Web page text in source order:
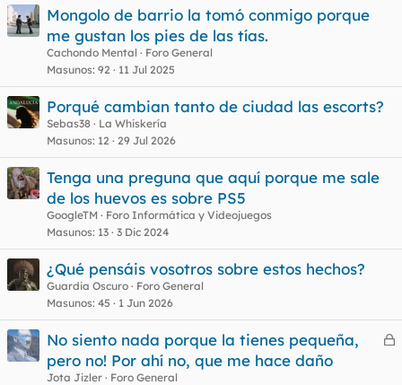
Mongolo de barrio la tomó conmigo porque
me gustan los pies de las tías.
Cachondo Mental
Foro General
Masunos 92 11 Jul 2025
Porqué cambian tanto de ciudad las escorts?
Sebas38
La Whiskería
Masunos 12 29 Jul 2026
Tenga una preguna que aquí porque me sale
de los huevos es sobre PS5
GoogleTM
Foro Informática y Videojuegos
Masunos 13 3 Dic 2024
¿Qué pensáis vosotros sobre estos hechos?
Guardia Oscuro
Foro General
Masunos 45 1 Jun 2026
C
No siento nada porque la tienes pequeña,
pero no! Por ahí no, que me hace daño
Jota Jizler
Foro General